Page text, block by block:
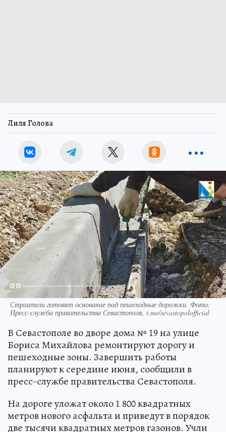
Лиля Голова
Строители готовят основание под пешеходные дорожки. Фото:
Пресс-служба правительства Севастополя, t.me/sevastopolofficial
В Севастополе во дворе дома № 19 на улице
Бориса Михайлова ремонтируют дорогу и
пешеходные зоны. Завершить работы
планируют к середине июня, сообщили в
пресс-службе правительства Севастополя.
На дороге уложат около 1 800 квадратных
метров нового асфальта и приведут в порядок
две тысячи квадратных метров газонов. Учли